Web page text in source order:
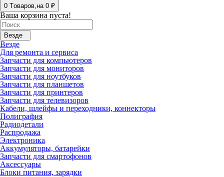
0 Tоваров,на 0 ₽
Ваша корзина пуста!
Везде
Везде
Для ремонта и сервиса
Запчасти для компьютеров
Запчасти для мониторов
Запчасти для ноутбуков
Запчасти для планшетов
Запчасти для принтеров
Запчасти для телевизоров
Кабели, шлейфы и переходники, коннекторы
Полиграфия
Радиодетали
Распродажа
Электроника
Аккумуляторы, батарейки
Запчасти для смартофонов
Аксессуары
Блоки питания, зарядки